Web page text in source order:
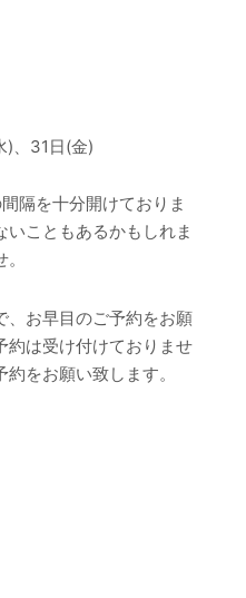
)、31日(金)
隔を十分開けておりま
こともあるかもしれま
、お早目のご予約をお願
約は受け付けておりませ
をお願い致します。